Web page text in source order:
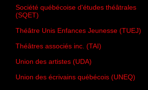
Société québécoise d'études théâtrales
(SQET)
Théâtre Unis Enfances Jeunesse (TUEJ)
Théâtres associés inc. (TAI)
Union des artistes (UDA)
Union des écrivains québécois (UNEQ)